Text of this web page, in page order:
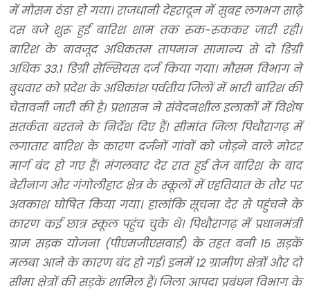
में मौसम ठंडा हो गया। राजधानी देहरादून में सुबह लगभग साढ़े
दस बजे शुरू हुई बारिश शाम तक रुक-रुककर जारी रही।
बारिश के बावजूद अधिकतम तापमान सामान्य से दो डिग्री
अधिक 33.1 डिग्री सेल्सियस दर्ज किया गया। मौसम विभाग ने
बुधवार को प्रदेश के अधिकांश पर्वतीय जिलों में भारी बारिश की
चेतावनी जारी की है। प्रशासन ने संवेदनशील इलाकों में विशेष
सतर्कता बरतने के निर्देश दिए हैं। सीमांत जिला पिथौरागढ़ में
लगातार बारिश के कारण दर्जनों गांवों को जोड़ने वाले मोटर
मार्ग बंद हो गए हैं। मंगलवार देर रात हुई तेज बारिश के बाद
बेरीनाग और गंगोलीहाट क्षेत्र के स्कूलों में एहतियात के तौर पर
अवकाश घोषित किया गया। हालांकि सूचना देर से पहुंचने के
कारण कई छात्र स्कूल पहुंच चुके थे। पिथौरागढ़ में प्रधानमंत्री
ग्राम सड़क योजना (पीएमजीएसवाई) के तहत बनी 15 सड़कें
मलबा आने के कारण बंद हो गईं। इनमें 12 ग्रामीण क्षेत्रों और दो
सीमा क्षेत्रों की सड़कें शामिल हैं। जिला आपदा प्रबंधन विभाग के